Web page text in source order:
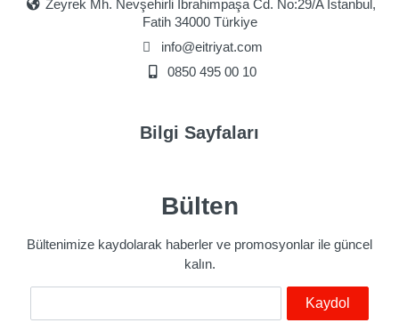
Zeyrek Mh. Nevşehirli İbrahimpaşa Cd. No:29/A İstanbul,
Fatih 34000 Türkiye
info@eitriyat.com
0850 495 00 10
Bilgi Sayfaları
Bülten
Bültenimize kaydolarak haberler ve promosyonlar ile güncel
kalın.
Kaydol